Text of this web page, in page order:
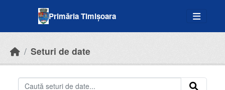
Primăria Timișoara
Seturi de date